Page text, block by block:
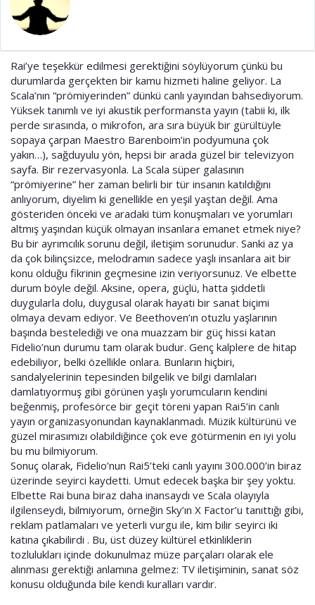
a
i
i
Rai’ye teşekkür edilmesi gerektiğini söylüyorum çünkü bu
durumlarda gerçekten bir kamu hizmeti haline geliyor. La
Scala’nın “prömiyerinden” dünkü canlı yayından bahsediyorum.
Yüksek tanımlı ve iyi akustik performansta yayın (tabii ki, ilk
perde sırasında, o mikrofon, ara sıra büyük bir gürültüyle
sopaya çarpan Maestro Barenboim’in podyumuna çok
yakın…), sağduyulu yön, hepsi bir arada güzel bir televizyon
sayfa. Bir rezervasyonla. La Scala süper galasının
“prömiyerine” her zaman belirli bir tür insanın katıldığını
anlıyorum, diyelim ki genellikle en yeşil yaştan değil. Ama
gösteriden önceki ve aradaki tüm konuşmaları ve yorumları
altmış yaşından küçük olmayan insanlara emanet etmek niye?
Bu bir ayrımcılık sorunu değil, iletişim sorunudur. Sanki az ya
da çok bilinçsizce, melodramın sadece yaşlı insanlara ait bir
konu olduğu fikrinin geçmesine izin veriyorsunuz. Ve elbette
durum böyle değil. Aksine, opera, güçlü, hatta şiddetli
duygularla dolu, duygusal olarak hayati bir sanat biçimi
olmaya devam ediyor. Ve Beethoven’ın otuzlu yaşlarının
başında bestelediği ve ona muazzam bir güç hissi katan
Fidelio’nun durumu tam olarak budur. Genç kalplere de hitap
edebiliyor, belki özellikle onlara. Bunların hiçbiri,
sandalyelerinin tepesinden bilgelik ve bilgi damlaları
damlatıyormuş gibi görünen yaşlı yorumcuların kendini
beğenmiş, profesörce bir geçit töreni yapan Rai5’in canlı
yayın organizasyonundan kaynaklanmadı. Müzik kültürünü ve
güzel mirasımızı olabildiğince çok eve götürmenin en iyi yolu
bu mu bilmiyorum.
Sonuç olarak, Fidelio’nun Rai5’teki canlı yayını 300.000’in biraz
üzerinde seyirci kaydetti. Umut edecek başka bir şey yoktu.
Elbette Rai buna biraz daha inansaydı ve Scala olayıyla
ilgilenseydi, bilmiyorum, örneğin Sky’ın X Factor’u tanıttığı gibi,
reklam patlamaları ve yeterli vurgu ile, kim bilir seyirci iki
katına çıkabilirdi . Bu, üst düzey kültürel etkinliklerin
tozlulukları içinde dokunulmaz müze parçaları olarak ele
alınması gerektiği anlamına gelmez: TV iletişiminin, sanat söz
konusu olduğunda bile kendi kuralları vardır.